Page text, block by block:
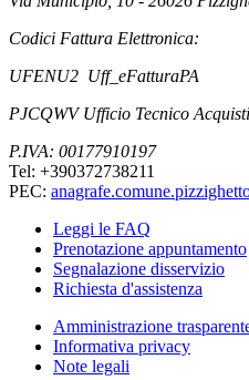
Codici Fattura Elettronica:
UFENU2 Uff_eFatturaPA
PJCQWV Ufficio Tecnico Acquisti
P.IVA: 00177910197
Tel: +390372738211
PEC:
Leggi le FAQ
Prenotazione appuntamento
Segnalazione disservizio
Richiesta d'assistenza
Amministrazione
Informativa privacy
Note legali